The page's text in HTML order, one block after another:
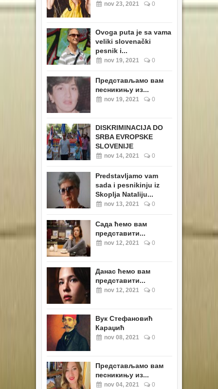
nov 23, 2021 0
Ovoga puta je sa vama
veliki slovenački
pesnik i...
nov 19, 2021 0
Представљамо вам
песникињу из...
nov 19, 2021 0
DISKRIMINACIJA DO
SRBA EVROPSKE
SLOVENIJE
nov 14, 2021 0
Predstavljamo vam
sada i pesnikinju iz
Skoplja Nataliju...
nov 13, 2021 0
Сада ћемо вам
представити...
nov 12, 2021 0
Данас ћемо вам
представити...
nov 12, 2021 0
Вук Стефановић
Караџић
nov 08, 2021 0
Представљамо вам
песникињу из...
nov 04, 2021 0